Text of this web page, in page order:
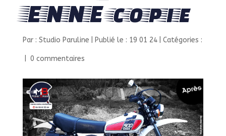
ENNE copie
Par : Studio Paruline Publié le : 19 01 24 Catégories :
0 commentaires